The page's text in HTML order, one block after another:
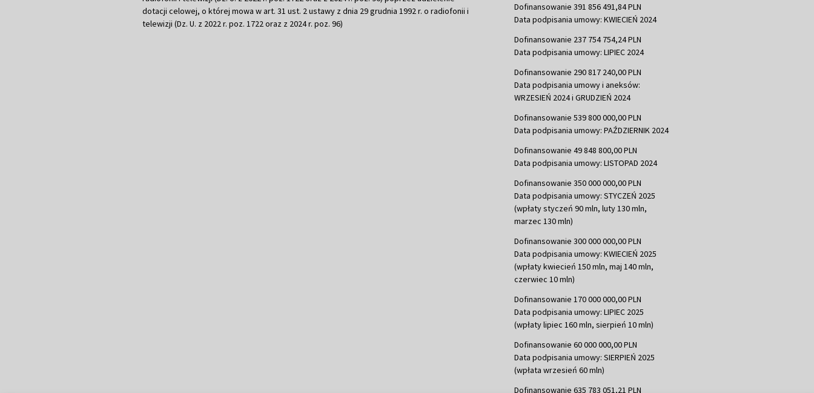
dotacji celowej, o której mowa w art. 31 ust. 2 ustawy z dnia 29 grudnia 1992 r. o radiofonii i
telewizji (Dz. U. z 2022 r. poz. 1722 oraz z 2024 r. poz. 96)
Dofinansowanie 391 856 491,84 PLN
Data podpisania umowy: KWIECIEŃ 2024
Dofinansowanie 237 754 754,24 PLN
Data podpisania umowy: LIPIEC 2024
Dofinansowanie 290 817 240,00 PLN
Data podpisania umowy i aneksów:
WRZESIEŃ 2024 i GRUDZIEŃ 2024
Dofinansowanie 539 800 000,00 PLN
Data podpisania umowy: PAŹDZIERNIK 2024
Dofinansowanie 49 848 800,00 PLN
Data podpisania umowy: LISTOPAD 2024
Dofinansowanie 350 000 000,00 PLN
Data podpisania umowy: STYCZEŃ 2025
(wpłaty styczeń 90 mln, luty 130 mln,
marzec 130 mln)
Dofinansowanie 300 000 000,00 PLN
Data podpisania umowy: KWIECIEŃ 2025
(wpłaty kwiecień 150 mln, maj 140 mln,
czerwiec 10 mln)
Dofinansowanie 170 000 000,00 PLN
Data podpisania umowy: LIPIEC 2025
(wpłaty lipiec 160 mln, sierpień 10 mln)
Dofinansowanie 60 000 000,00 PLN
Data podpisania umowy: SIERPIEŃ 2025
(wpłata wrzesień 60 mln)
Dofinansowanie 635 783 051,21 PLN